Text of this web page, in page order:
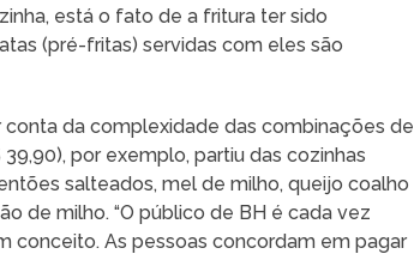
está o fato de a fritura ter sido
(pré-fritas) servidas com eles são
da complexidade das combinações de
por exemplo, partiu das cozinhas
salteados, mel de milho, queijo coalho
de milho. “O público de BH é cada vez
conceito. As pessoas concordam em pagar